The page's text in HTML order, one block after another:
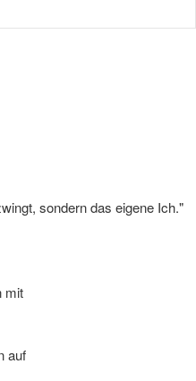
sondern das eigene Ich."
mit
auf